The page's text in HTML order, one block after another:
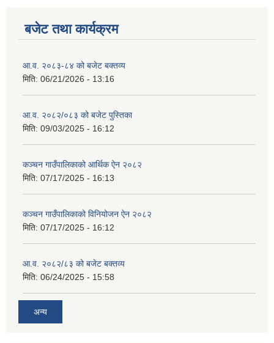
बजेट तथा कार्यक्रम
आ.व. २०८३-८४ को बजेट बक्तव्य
मिति: 06/21/2026 - 13:16
आ.व. २०८२/०८३ को बजेट पुस्तिका
मिति: 09/03/2025 - 16:12
कञ्‍चन गाउँपालिकाको आर्थिक ऐन २०८२
मिति: 07/17/2025 - 16:13
कञ्‍चन गाउँपालिकाको विनियोजन ऐन २०८२
मिति: 07/17/2025 - 16:12
आ.व. २०८२/८३ को बजेट बक्तव्य
मिति: 06/24/2025 - 15:58
अन्य